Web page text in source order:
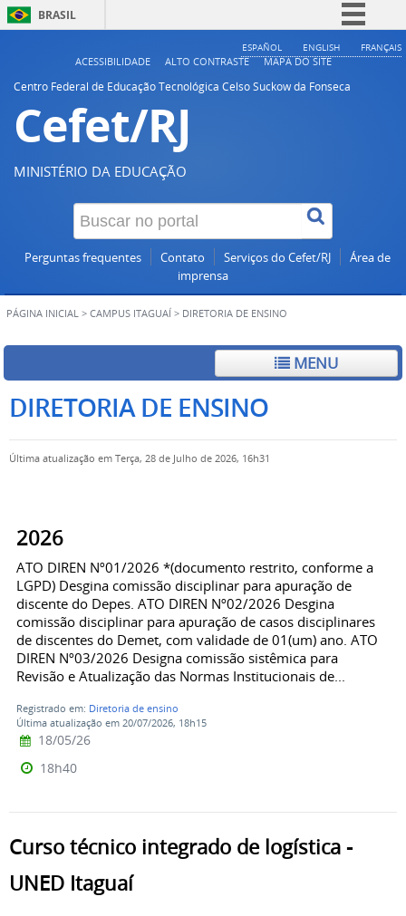
BRASIL
Simplifique!
ESPAÑOL ENGLISH FRANÇAIS
ACESSIBILIDADE ALTO CONTRASTE
MAPA DO SITE
Centro Federal de Educação Tecnológica Celso Suckow da Fonseca
Cefet/RJ
MINISTÉRIO DA EDUCAÇÃO
Perguntas frequentes Contato Serviços do Cefet/RJ
Área de
imprensa
PÁGINA INICIAL > CAMPUS ITAGUAÍ > DIRETORIA DE ENSINO
MENU
DIRETORIA DE ENSINO
Última atualização em Terça, 28 de Julho de 2026, 16h31
2026
ATO DIREN Nº01/2026 *(documento restrito, conforme a
LGPD) Desgina comissão disciplinar para apuração de
discente do Depes. ATO DIREN Nº02/2026 Desgina
comissão disciplinar para apuração de casos disciplinares
de discentes do Demet, com validade de 01(um) ano. ATO
DIREN Nº03/2026 Designa comissão sistêmica para
Revisão e Atualização das Normas Institucionais de...
Registrado em: Diretoria de ensino
Última atualização em 20/07/2026, 18h15
18/05/26
18h40
Curso técnico integrado de logística -
UNED Itaguaí